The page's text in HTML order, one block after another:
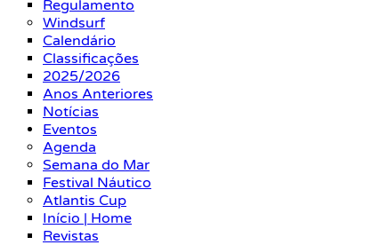
Regulamento
Windsurf
Calendário
Classificações
2025/2026
Anos Anteriores
Notícias
Eventos
Agenda
Semana do Mar
Festival Náutico
Atlantis Cup
Início | Home
Revistas